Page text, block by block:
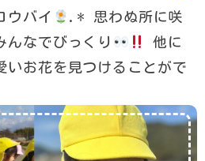
ウバイ
.* 思わぬ所に咲
んなでびっくり
他に
いお花を見つけることがで